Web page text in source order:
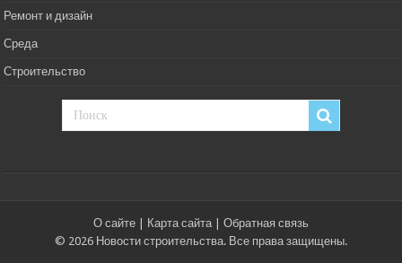
Ремонт и дизайн
Среда
Строительство
О сайте Карта сайта
Обратная связь
© 2026 Новости строительства. Все права защищены.